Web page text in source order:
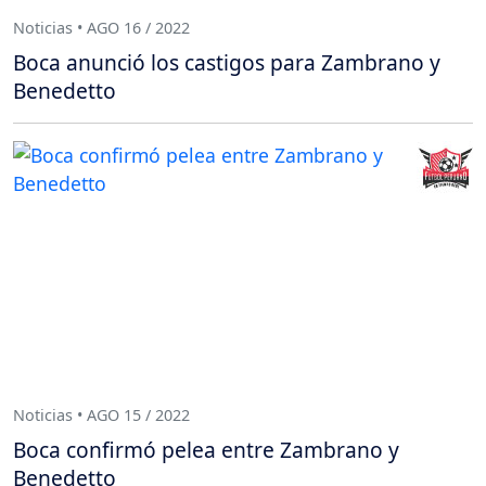
Noticias • AGO 16 / 2022
Boca anunció los castigos para Zambrano y
Benedetto
Noticias • AGO 15 / 2022
Boca confirmó pelea entre Zambrano y
Benedetto